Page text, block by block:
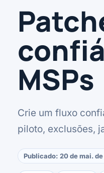
MSPs
Crie um fluxo
piloto, exclusões,
Publicado: 20 de mai.